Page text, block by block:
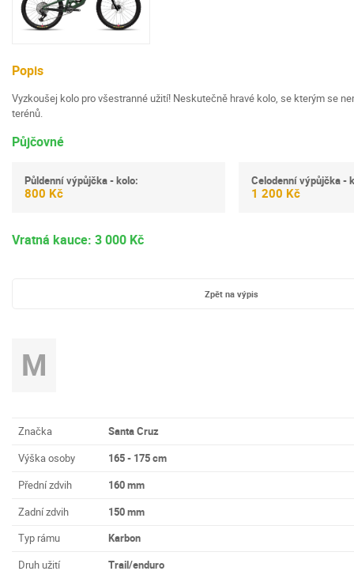
Popis
Vyzkoušej kolo pro všestranné užití! Neskutečně hravé kolo, se kterým se
terénů.
Půjčovné
Půldenní výpůjčka - kolo:
800 Kč
Celodenní výpůjčka -
1 200 Kč
Vratná kauce: 3 000 Kč
Zpět na výpis
M
Značka
Santa Cruz
Výška osoby
165 - 175 cm
Přední zdvih
160 mm
Zadní zdvih
150 mm
Typ rámu
Karbon
Druh užití
Trail/enduro